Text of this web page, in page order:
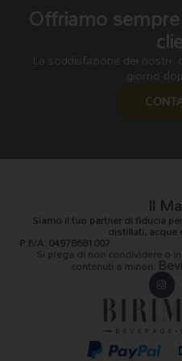
Offriamo
La soddisfazione dei nostri
giorno
Il
Siamo il tuo partner di fiducia
distillati, acque
P.IVA: 04978681007
Si prega di non condividere o
contenuti a minori. In
s
t
g
r
a